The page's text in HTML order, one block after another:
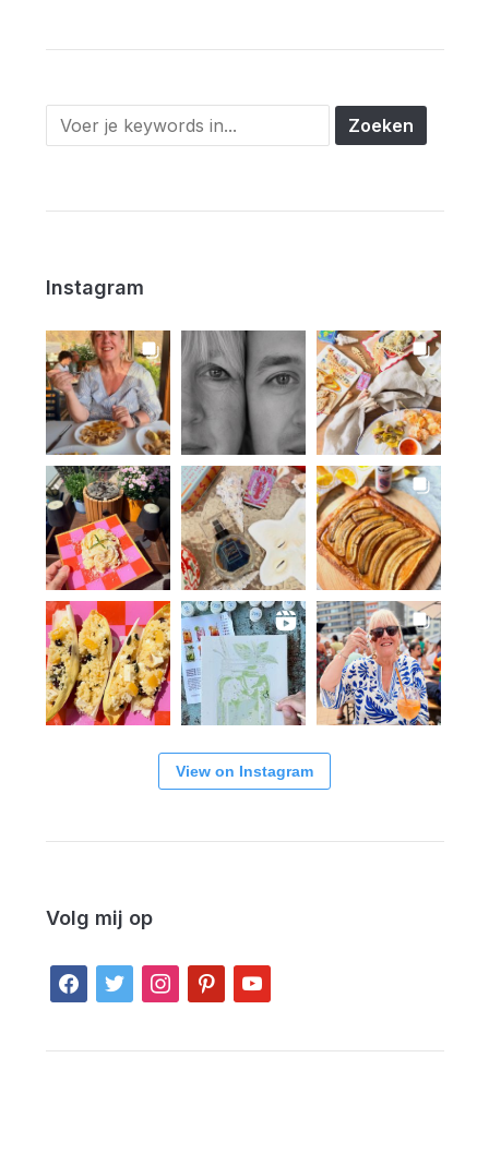
Instagram
View on Instagram
Volg mij op
facebook
twitter instagrampinterestyoutube